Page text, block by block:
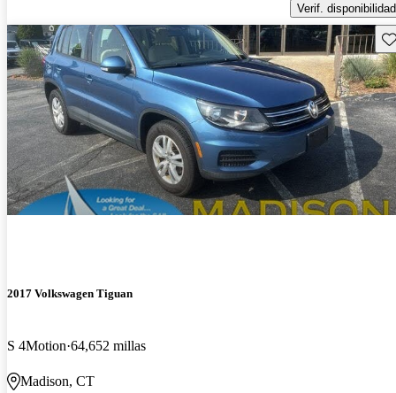
Verif. disponibilidad
2017 Volkswagen Tiguan
S 4Motion 64,652 millas
Madison, CT